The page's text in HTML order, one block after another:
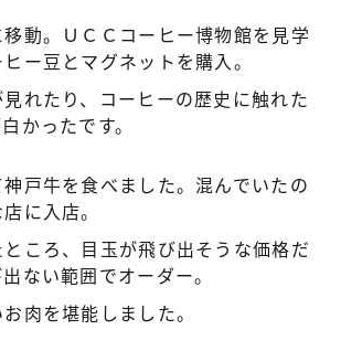
動。ＵＣＣコーヒー博物館を見学
ー豆とマグネットを購入。
れたり、コーヒーの歴史に触れた
かったです。
戸牛を食べました。混んでいたの
に入店。
ころ、目玉が飛び出そうな価格だ
ない範囲でオーダー。
肉を堪能しました。